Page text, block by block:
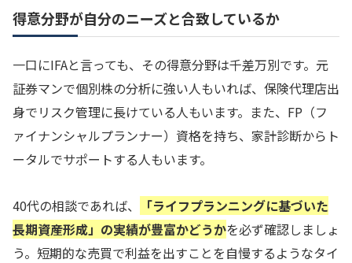
得意分野が自分のニーズと合致しているか
一口にIFAと言っても、その得意分野は千差万別です。元
証券マンで個別株の分析に強い人もいれば、保険代理店出
身でリスク管理に長けている人もいます。また、FP（フ
ァイナンシャルプランナー）資格を持ち、家計診断からト
ータルでサポートする人もいます。
40代の相談であれば、
「ライフプランニングに基づいた
長期資産形成」の実績が豊富かどうかを必ず確認しましょ
う。短期的な売買で利益を出すことを自慢するようなタイ